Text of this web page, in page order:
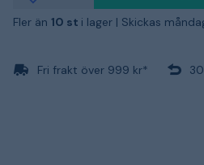
Fler än 10 st i lager | Skickas
Fri frakt över 999 kr*